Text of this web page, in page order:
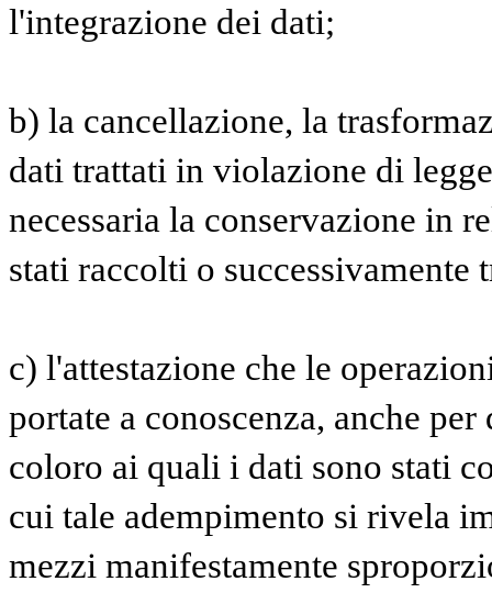
l'integrazione dei dati;
b) la cancellazione, la
dati trattati in violazione di
necessaria la conservazione in
stati raccolti o successivamente
c) l'attestazione che le
portate a conoscenza, anche
coloro ai quali i dati sono stati
cui tale adempimento si rivela
mezzi manifestamente